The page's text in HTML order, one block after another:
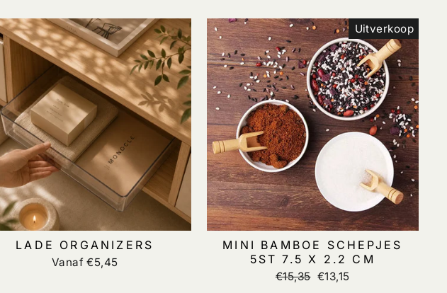
LADE ORGANIZERS
Vanaf €5,45
Uitverkoop
MINI BAMBOE SCHEPJES
5ST 7.5 X 2.2 CM
Normale
€15,35 Verkoopprijs
€13,15